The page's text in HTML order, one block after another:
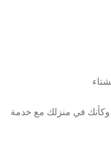
في منزلك مع خدمة